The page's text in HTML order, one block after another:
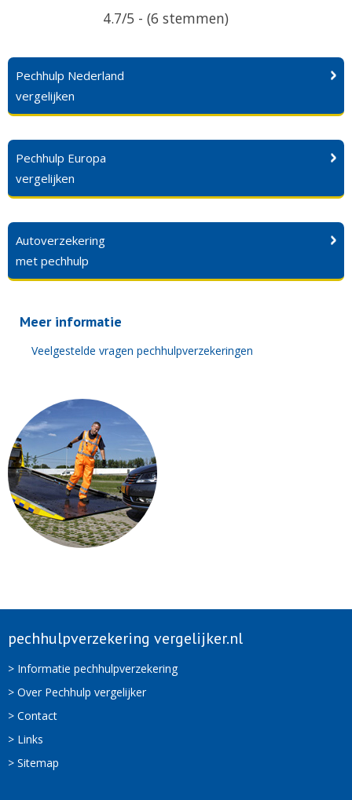
4.7/5 - (6 stemmen)
Pechhulp Nederland
vergelijken
Pechhulp Europa
vergelijken
Autoverzekering
met pechhulp
Meer informatie
Veelgestelde vragen pechhulpverzekeringen
pechhulpverzekering vergelijker.nl
> Informatie pechhulpverzekering
> Over Pechhulp vergelijker
> Contact
> Links
> Sitemap